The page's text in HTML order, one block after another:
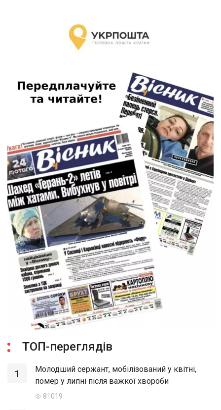
ТОП-переглядів
1
Молодший сержант, мобілізований у квітні,
помер у липні після важкої хвороби
81019